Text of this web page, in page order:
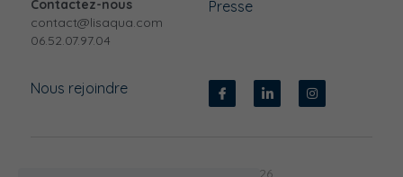
Contactez-nous
contact@lisaqua.com
06.52.07.97.04
Presse
Nous rejoindre